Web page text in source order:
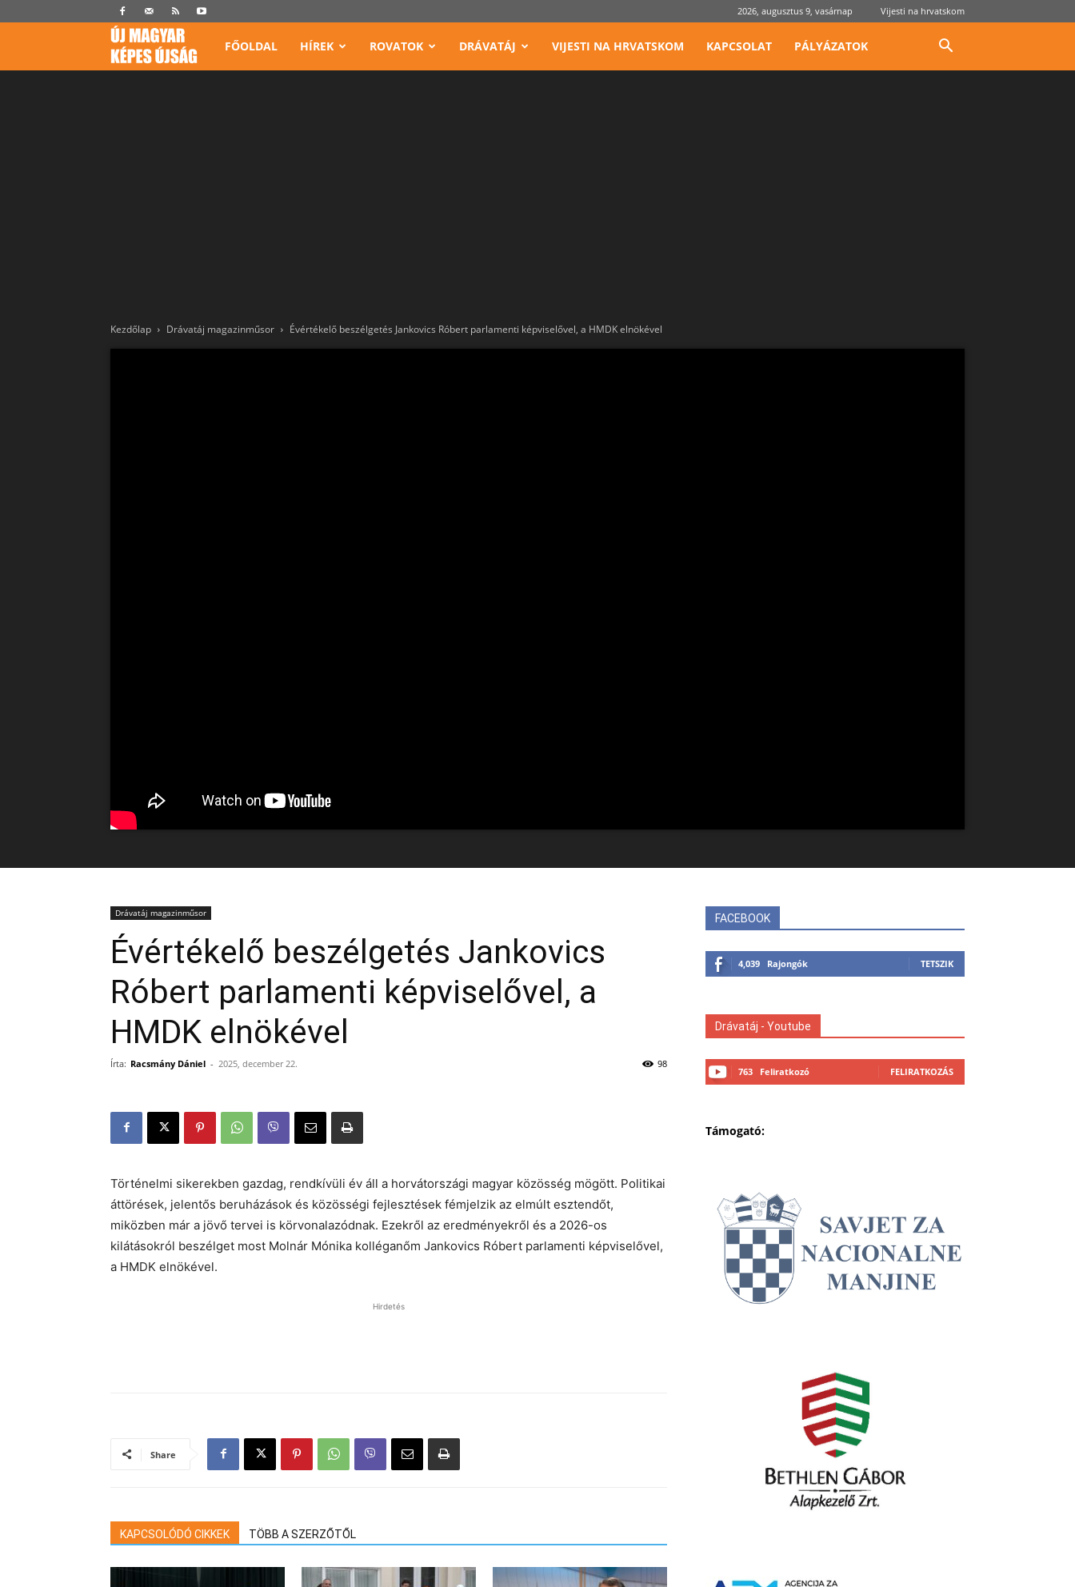
2026, augusztus 9, vasárnap Vijesti na hrvatskom
Képes
FŐOLDAL HÍREK ROVATOK DRÁVATÁJ VIJESTI NA HRVATSKOM KAPCSOLAT PÁLYÁZATOK
Kezdőlap Drávatáj magazinműsor Évértékelő beszélgetés Jankovics Róbert parlamenti képviselővel, a HMDK elnökével
Drávatáj magazinműsor
Évértékelő beszélgetés Jankovics
Róbert parlamenti képviselővel, a
HMDK elnökével
Írta: Racsmány Dániel - 2025, december 22. 98
Történelmi sikerekben gazdag, rendkívüli év áll a horvátországi magyar közösség mögött. Politikai
áttörések, jelentős beruházások és közösségi fejlesztések fémjelzik az elmúlt esztendőt,
miközben már a jövő tervei is körvonalazódnak. Ezekről az eredményekről és a 2026-os
kilátásokról beszélget most Molnár Mónika kolléganőm Jankovics Róbert parlamenti képviselővel,
a HMDK elnökével.
Hirdetés
Share
KAPCSOLÓDÓ CIKKEK TÖBB A SZERZŐTŐL
FACEBOOK
4,039 Rajongók TETSZIK
Drávatáj - Youtube
763 Feliratkozó FELIRATKOZÁS
Támogató: